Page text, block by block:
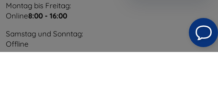
Montag bis Freitag:
Online8:00 - 16:00
Samstag und Sonntag:
Offline